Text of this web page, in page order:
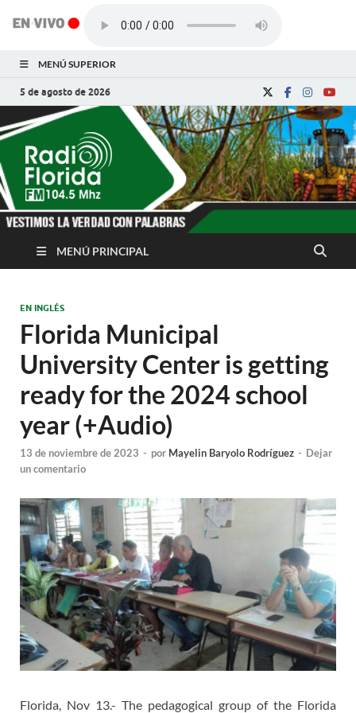
MENÚ SUPERIOR
5 de agosto de 2026
Radio Florida de
Cuba
Noticias y Actualidades de Florida, Camagüey,
MENÚ PRINCIPAL
EN INGLÉS
Florida Municipal
University Center is getting
ready for the 2024 school
year (+Audio)
13 de noviembre de 2023 - por Mayelin Baryolo Rodríguez - Dejar
un comentario
Florida, Nov 13.- The pedagogical group of the Florida